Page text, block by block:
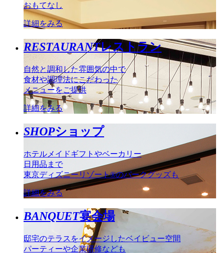
おもてなし
詳細をみる
RESTAURANTレストラン
自然と調和した雰囲気の中で
食材や調理法にこだわった
メニューをご提供
詳細をみる
SHOPショップ
ホテルメイドギフトやベーカリー
日用品まで
東京ディズニーリゾート®のパークグッズも
詳細をみる
BANQUET宴会場
邸宅のテラスをイメージしたベイビュー空間
パーティーや企業研修なども